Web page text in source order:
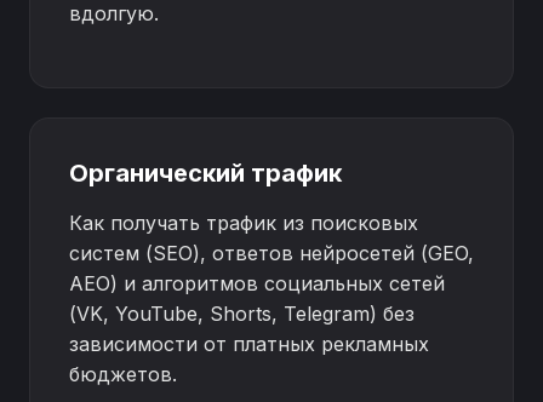
вдолгую.
Органический трафик
Как получать трафик из поисковых
систем (SEO), ответов нейросетей (GEO,
AEO) и алгоритмов социальных сетей
(VK, YouTube, Shorts, Telegram) без
зависимости от платных рекламных
бюджетов.